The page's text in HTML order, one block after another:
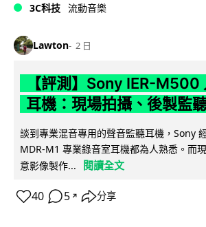
3C科技 流動音樂
Lawton 2 日
【評測】Sony IER-M500
耳機：現場拍攝、後製監
談到專業混音專用的聲音監聽耳機，Sony
MDR-M1 專業錄音室耳機都為人熟悉。而
意影像製作...
閱讀全文
40 5 ↗ 分享